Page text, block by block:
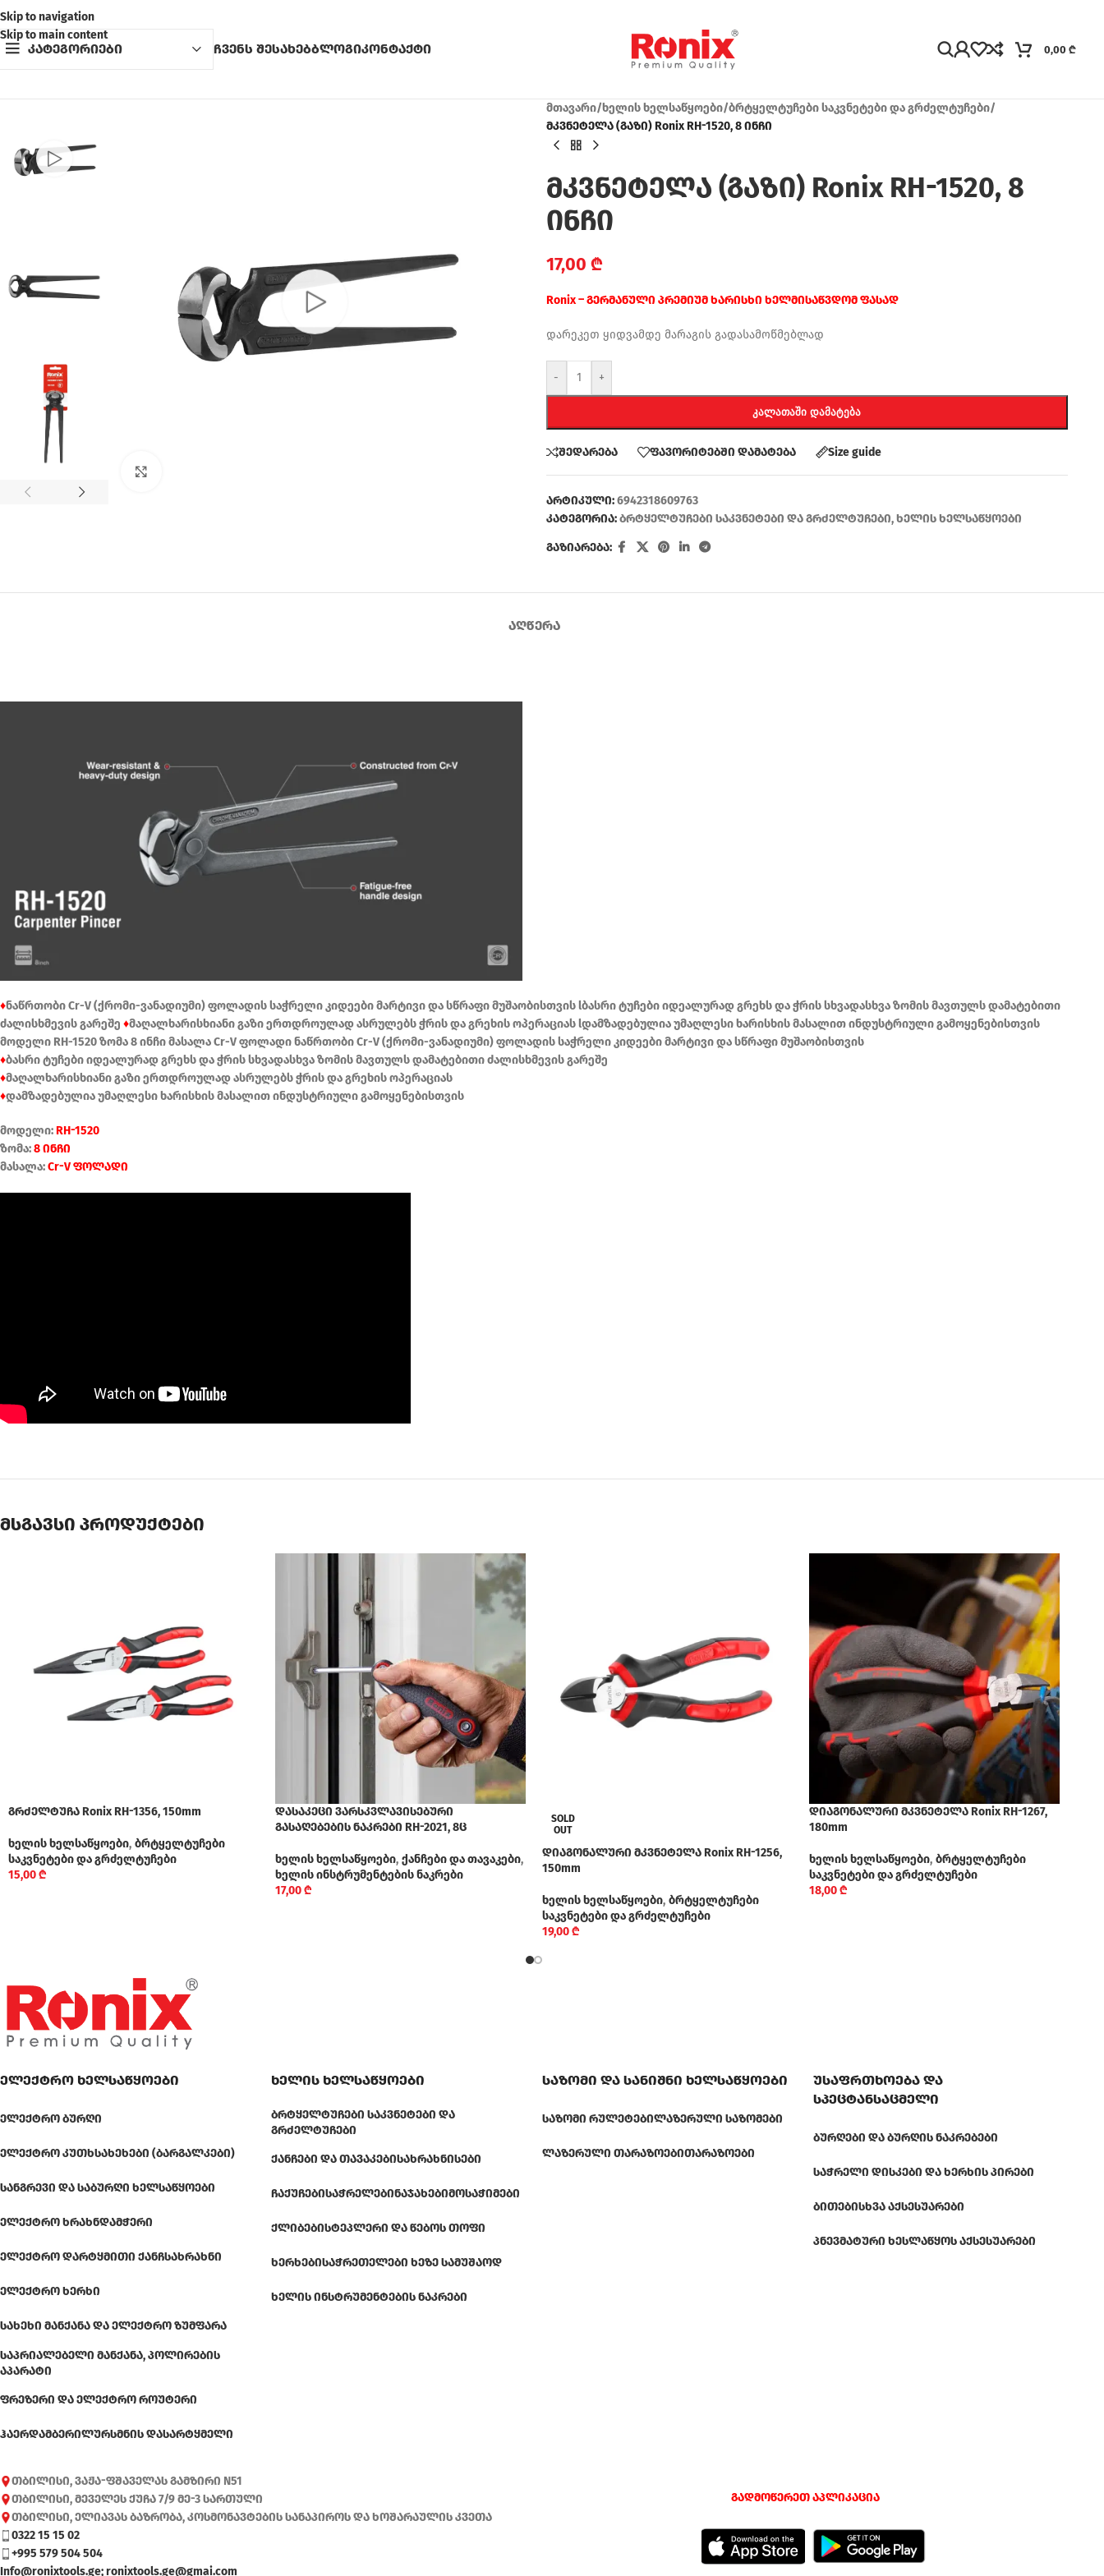
Skip to navigation
Skip to main content
კატეგორიები ჩვენს შესახებბლოგიკონტაქტი 0,00 ₾
მთავარი/ხელის ხელსაწყოები/ბრტყელტუჩები საკვნეტები და გრძელტუჩები/
მკვნეტელა (გაზი) Ronix RH-1520, 8 ინჩი
მკვნეტელა (გაზი) Ronix RH-1520, 8
ინჩი
17,00 ₾
Ronix – გერმანული პრემიუმ ხარისხი ხელმისაწვდომ ფასად
დარეკეთ ყიდვამდე მარაგის გადასამოწმებლად
- +
ᲙᲐᲚᲐᲗᲐᲨᲘ ᲓᲐᲛᲐᲢᲔᲑᲐ
შედარება ფავორიტებში დამატება Size guide
არტიკული:6942318609763
კატეგორია:ბრტყელტუჩები საკვნეტები და გრძელტუჩები,ხელის ხელსაწყოები
გაზიარება:
ᲐᲦᲬᲔᲠᲐ
♦ნაწრთობი Cr-V (ქრომი-ვანადიუმი) ფოლადის საჭრელი კიდეები მარტივი და სწრაფი მუშაობისთვის lბასრი ტუჩები იდეალურად გრეხს და ჭრის სხვადასხვა ზომის მავთულს დამატებითი
ძალისხმევის გარეშე ♦მაღალხარისხიანი გაზი ერთდროულად ასრულებს ჭრის და გრეხის ოპერაციას lდამზადებულია უმაღლესი ხარისხის მასალით ინდუსტრიული გამოყენებისთვის
მოდელი RH-1520 ზომა 8 ინჩი მასალა Cr-V ფოლადი ნაწრთობი Cr-V (ქრომი-ვანადიუმი) ფოლადის საჭრელი კიდეები მარტივი და სწრაფი მუშაობისთვის
♦ბასრი ტუჩები იდეალურად გრეხს და ჭრის სხვადასხვა ზომის მავთულს დამატებითი ძალისხმევის გარეშე
♦მაღალხარისხიანი გაზი ერთდროულად ასრულებს ჭრის და გრეხის ოპერაციას
♦დამზადებულია უმაღლესი ხარისხის მასალით ინდუსტრიული გამოყენებისთვის
მოდელი:RH-1520
ზომა:8 ინჩი
მასალა:Cr-V ფოლადი
მსგავსი პროდუქტები
გრძელტუჩა Ronix RH-1356, 150mm
ხელის ხელსაწყოები, ბრტყელტუჩები
საკვნეტები და გრძელტუჩები
15,00₾
დასაკეცი ვარსკვლავისებური
გასაღებების ნაკრები RH-2021, 8ც
ხელის ხელსაწყოები, ქანჩები და თავაკები,
ხელის ინსტრუმენტების ნაკრები
17,00₾
SOLD
OUT
დიაგონალური მკვნეტელა Ronix RH-1256,
150mm
ხელის ხელსაწყოები, ბრტყელტუჩები
საკვნეტები და გრძელტუჩები
19,00₾
დიაგონალური მკვნეტელა Ronix RH-1267,
180mm
ხელის ხელსაწყოები, ბრტყელტუჩები
საკვნეტები და გრძელტუჩები
18,00₾
ელექტრო ხელსაწყოები
ᲔᲚᲔᲥᲢᲠᲝ ᲑᲣᲠᲦᲘ
ᲔᲚᲔᲥᲢᲠᲝ ᲙᲣᲗᲮᲡᲐᲮᲔᲮᲔᲑᲘ (ᲑᲐᲠᲒᲐᲚᲙᲔᲑᲘ)
ᲡᲐᲜᲒᲠᲔᲕᲘ ᲓᲐ ᲡᲐᲑᲣᲠᲦᲘ ᲮᲔᲚᲡᲐᲬᲧᲝᲔᲑᲘ
ᲔᲚᲔᲥᲢᲠᲝ ᲮᲠᲐᲮᲜᲓᲐᲛᲭᲔᲠᲘ
ᲔᲚᲔᲥᲢᲠᲝ ᲓᲐᲠᲢᲧᲛᲘᲗᲘ ᲥᲐᲜᲩᲡᲐᲮᲠᲐᲮᲜᲘ
ᲔᲚᲔᲥᲢᲠᲝ ᲮᲔᲠᲮᲘ
ᲡᲐᲮᲔᲮᲘ ᲛᲐᲜᲥᲐᲜᲐ ᲓᲐ ᲔᲚᲔᲥᲢᲠᲝ ᲖᲣᲛᲤᲐᲠᲐ
ᲡᲐᲞᲠᲘᲐᲚᲔᲑᲔᲚᲘ ᲛᲐᲜᲥᲐᲜᲐ, ᲞᲝᲚᲘᲠᲔᲑᲘᲡ
ᲐᲞᲐᲠᲐᲢᲘ
ᲤᲠᲔᲖᲔᲠᲘ ᲓᲐ ᲔᲚᲔᲥᲢᲠᲝ ᲠᲝᲣᲢᲔᲠᲘ
ᲰᲐᲔᲠᲓᲐᲛᲑᲔᲠᲘᲚᲣᲠᲡᲛᲜᲘᲡ ᲓᲐᲡᲐᲠᲢᲧᲛᲔᲚᲘ
ხელის ხელსაწყოები
ᲑᲠᲢᲧᲔᲚᲢᲣᲩᲔᲑᲘ ᲡᲐᲙᲕᲜᲔᲢᲔᲑᲘ ᲓᲐ
ᲒᲠᲫᲔᲚᲢᲣᲩᲔᲑᲘ
ᲥᲐᲜᲩᲔᲑᲘ ᲓᲐ ᲗᲐᲕᲐᲙᲔᲑᲘᲡᲐᲮᲠᲐᲮᲜᲘᲡᲔᲑᲘ
ᲩᲐᲥᲣᲩᲔᲑᲘᲡᲐᲭᲠᲔᲚᲔᲑᲘᲜᲐᲯᲐᲮᲔᲑᲘᲛᲝᲡᲐᲭᲘᲛᲔᲑᲘ
ᲥᲚᲘᲑᲔᲑᲘᲡᲢᲔᲞᲚᲔᲠᲘ ᲓᲐ ᲬᲔᲑᲝᲡ ᲗᲝᲤᲘ
ᲮᲔᲠᲮᲔᲑᲘᲡᲐᲭᲠᲔᲗᲔᲚᲔᲑᲘ ᲮᲔᲖᲔ ᲡᲐᲛᲣᲨᲐᲝᲓ
ᲮᲔᲚᲘᲡ ᲘᲜᲡᲢᲠᲣᲛᲔᲜᲢᲔᲑᲘᲡ ᲜᲐᲙᲠᲔᲑᲘ
საზომი და სანიშნი ხელსაწყოები
ᲡᲐᲖᲝᲛᲘ ᲠᲣᲚᲔᲢᲔᲑᲘᲚᲐᲖᲔᲠᲣᲚᲘ ᲡᲐᲖᲝᲛᲔᲑᲘ
ᲚᲐᲖᲔᲠᲣᲚᲘ ᲗᲐᲠᲐᲖᲝᲔᲑᲘᲗᲐᲠᲐᲖᲝᲔᲑᲘ
უსაფრთხოება და
სპეცტანსაცმელი
ᲑᲣᲠᲦᲔᲑᲘ ᲓᲐ ᲑᲣᲠᲦᲘᲡ ᲜᲐᲙᲠᲔᲑᲔᲑᲘ
ᲡᲐᲭᲠᲔᲚᲘ ᲓᲘᲡᲙᲔᲑᲘ ᲓᲐ ᲮᲔᲠᲮᲘᲡ ᲞᲘᲠᲔᲑᲘ
ᲑᲘᲗᲔᲑᲘᲡᲮᲕᲐ ᲐᲥᲡᲔᲡᲣᲐᲠᲔᲑᲘ
ᲞᲜᲔᲕᲛᲐᲢᲣᲠᲘ ᲮᲔᲡᲚᲐᲬᲧᲝᲡ ᲐᲥᲡᲔᲡᲣᲐᲠᲔᲑᲘ
თბილისი, ვაჟა-ფშაველას გამზირი N51
თბილისი, მეველეს ქუჩა 7/9 მე-3 სართული
თბილისი, ელიავას ბაზრობა, კოსმონავტების სანაპიროს და ხოშარაულის კვეთა
0322 15 15 02
+995 579 504 504
Info@ronixtools.ge; ronixtools.ge@gmai.com
გადმოწერეთ აპლიკაცია